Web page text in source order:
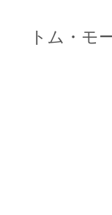
トム・モ